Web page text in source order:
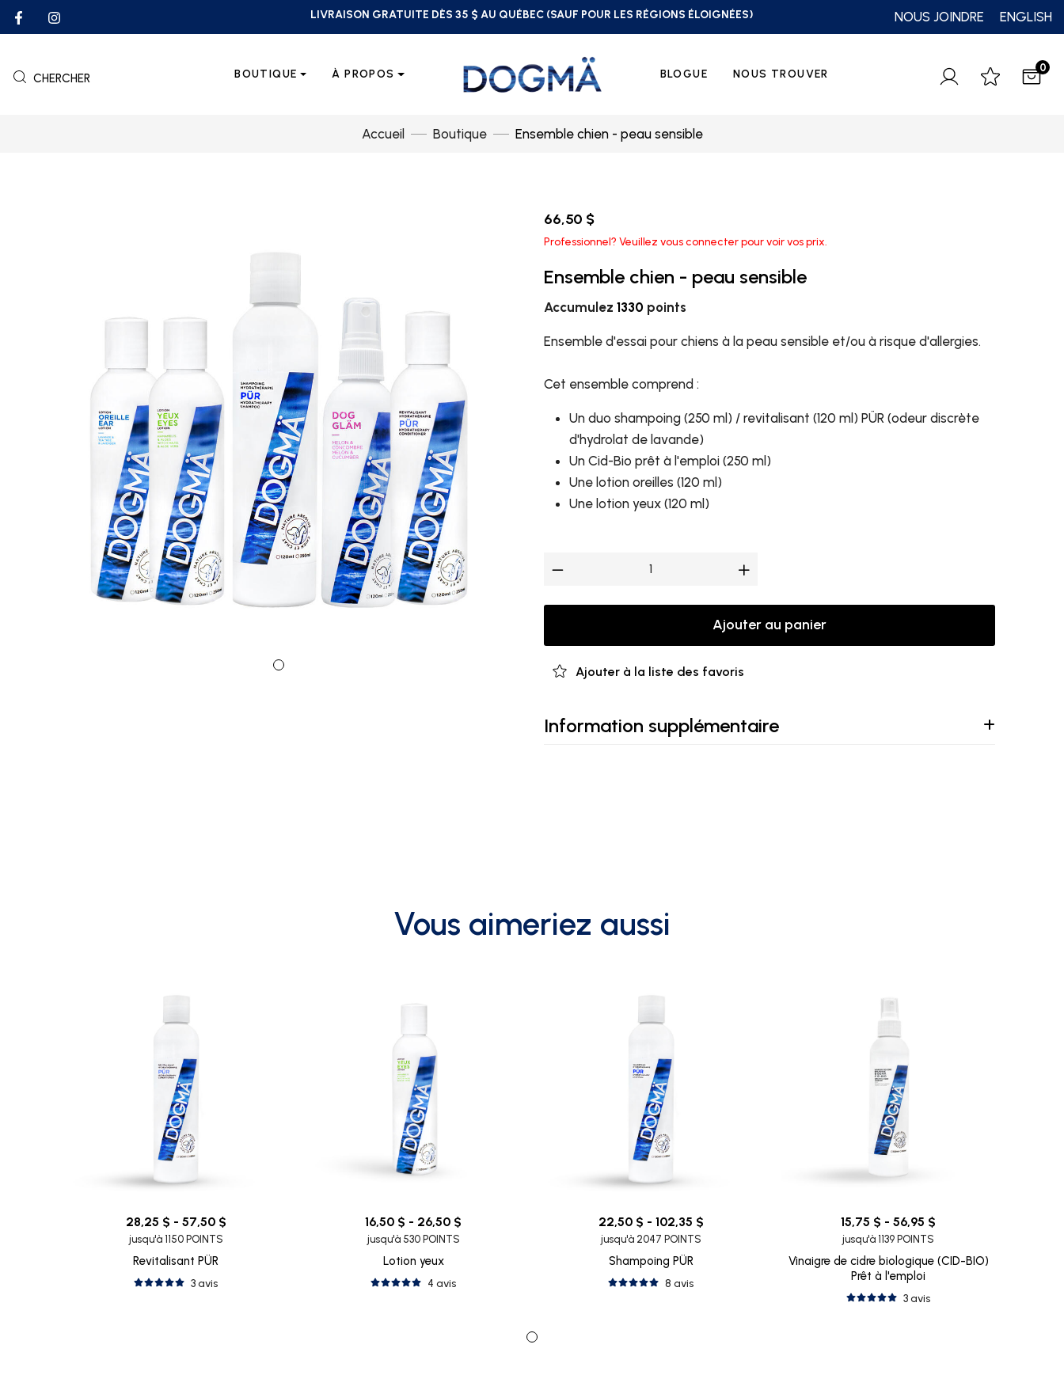
LIVRAISON GRATUITE DÈS 35 $ AU QUÉBEC (SAUF POUR LES RÉGIONS ÉLOIGNÉES) NOUS JOINDRE ENGLISH
CHERCHER BOUTIQUE À PROPOS BLOGUE NOUS TROUVER 0
Accueil Boutique Ensemble chien - peau sensible
66,50 $
Professionnel? Veuillez vous connecter pour voir vos prix.
Ensemble chien - peau sensible
Accumulez 1330 points
Ensemble d'essai pour chiens à la peau sensible et/ou à risque d'allergies.
Cet ensemble comprend :
Un duo shampoing (250 ml) / revitalisant (120 ml) PÜR (odeur discrète
d'hydrolat de lavande)
Un Cid-Bio prêt à l'emploi (250 ml)
Une lotion oreilles (120 ml)
Une lotion yeux (120 ml)
Ajouter au panier
Ajouter à la liste des favoris
Information supplémentaire
Vous aimeriez aussi
28,25 $ - 57,50 $
jusqu'à 1150 POINTS
Revitalisant PÜR
3 avis
16,50 $ - 26,50 $
jusqu'à 530 POINTS
Lotion yeux
4 avis
22,50 $ - 102,35 $
jusqu'à 2047 POINTS
Shampoing PÜR
8 avis
15,75 $ - 56,95 $
jusqu'à 1139 POINTS
Vinaigre de cidre biologique (CID-BIO)
Prêt à l'emploi
3 avis